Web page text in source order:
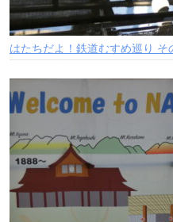
はたちだよ！鉄道むすめ巡り そ